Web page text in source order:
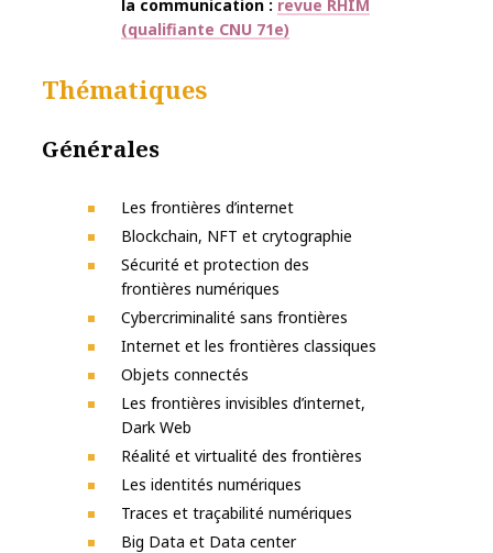
la communication : revue RHIM
(qualifiante CNU 71e)
Thématiques
Générales
Les frontières d’internet
Blockchain, NFT et crytographie
Sécurité et protection des
frontières numériques
Cybercriminalité sans frontières
Internet et les frontières classiques
Objets connectés
Les frontières invisibles d’internet,
Dark Web
Réalité et virtualité des frontières
Les identités numériques
Traces et traçabilité numériques
Big Data et Data center